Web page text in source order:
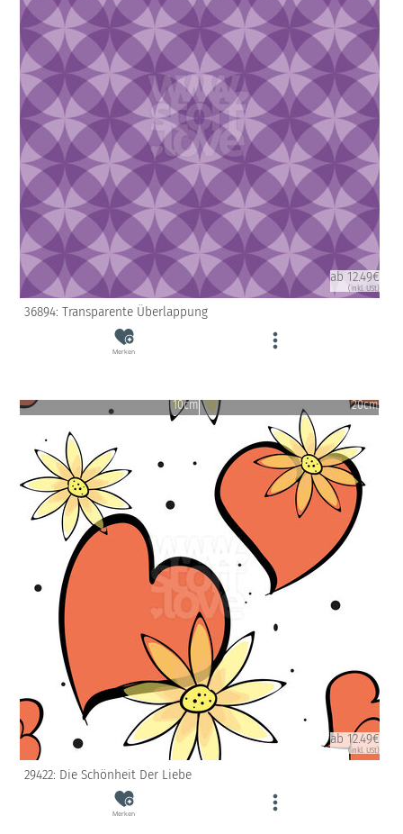
ab 12.49€
(inkl. USt)
36894: Transparente Überlappung
Merken
10cm 20cm
ab 12.49€
(inkl. USt)
29422: Die Schönheit Der Liebe
Merken